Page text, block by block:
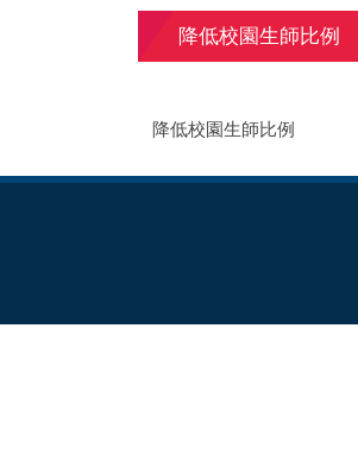
降低校園生師比例
降低校園生師比例